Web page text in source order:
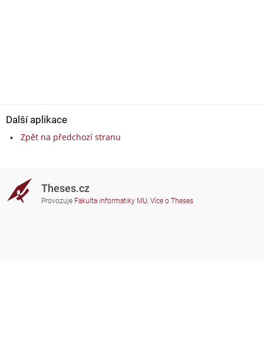
Další aplikace
Zpět na předchozí stranu
Theses.cz
Provozuje Fakulta informatiky MU, Více o Theses